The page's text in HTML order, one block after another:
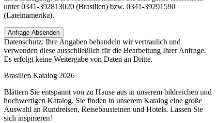
unter 0341-392813020 (Brasilien) bzw. 0341-39291590
(Lateinamerika).
Anfrage Absenden
Datenschutz: Ihre Angaben behandeln wir vertraulich und
verwenden diese ausschließlich für die Bearbeitung Ihrer Anfrage.
Es erfolgt keine Weitergabe von Daten an Dritte.
Brasilien Katalog 2026
Blättern Sie entspannt von zu Hause aus in unserem bildreichen und
hochwertigen Katalog. Sie finden in unserem Katalog eine große
Auswahl an Rundreisen, Reisebausteinen und Hotels. Lassen Sie
sich inspirieren!